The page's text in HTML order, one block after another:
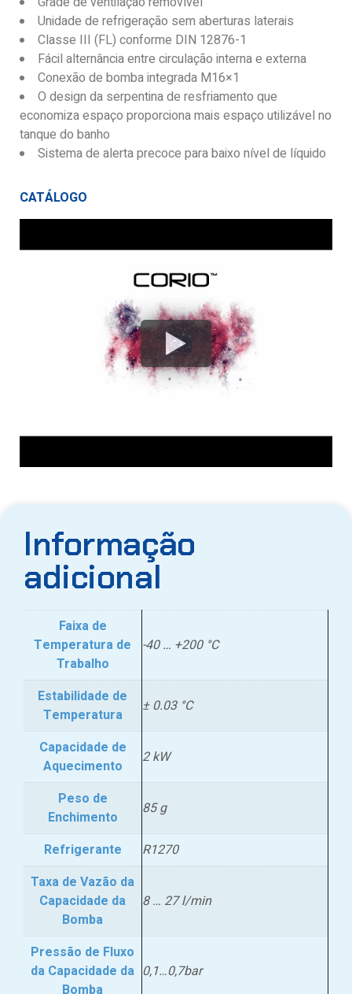
Unidade de refrigeração sem aberturas laterais
Classe III (FL) conforme DIN 12876-1
Fácil alternância entre circulação interna e externa
Conexão de bomba integrada M16×1
O design da serpentina de resfriamento que
economiza espaço proporciona mais espaço utilizável no
tanque do banho
Sistema de alerta precoce para baixo nível de líquido
CATÁLOGO
Informação
adicional
Faixa de
Temperatura de
Trabalho
-40 … +200 °C
Estabilidade de
Temperatura
± 0.03 °C
Capacidade de
Aquecimento
2 kW
Peso de
Enchimento
85 g
Refrigerante
R1270
Taxa de Vazão da
Capacidade da
Bomba
8 … 27 l/min
Pressão de Fluxo
da Capacidade da
Bomba
0,1…0,7bar